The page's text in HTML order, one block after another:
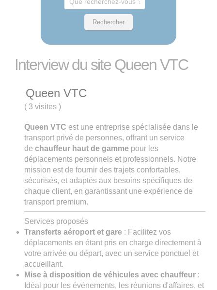
Interview du site Queen VTC
Queen VTC
( 3 visites)
Queen VTC est une entreprise spécialisée dans le
transport privé de personnes, offrant un service
dechauffeur haut de gamme pour les
déplacements personnels et professionnels. Notre
mission est de fournir des trajets confortables,
sécurisés, et adaptés aux besoins spécifiques de
chaque client, en garantissant une expérience de
transport premium.
Services proposés
Transferts aéroport et gare : Facilitez vos
déplacements en étant pris en charge directement à
votre arrivée ou départ, avec un service ponctuel et
accueillant.
Mise à disposition de véhicules avec chauffeur :
Idéal pour les événements, les réunions d'affaires, et